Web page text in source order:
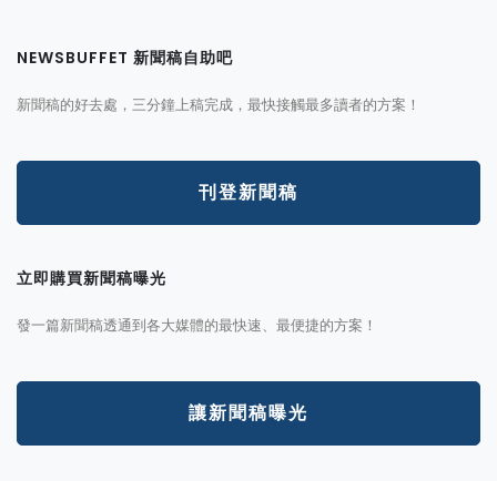
NEWSBUFFET 新聞稿自助吧
新聞稿的好去處，三分鐘上稿完成，最快接觸最多讀者的方案！
刊登新聞稿
立即購買新聞稿曝光
發一篇新聞稿透通到各大媒體的最快速、最便捷的方案！
讓新聞稿曝光